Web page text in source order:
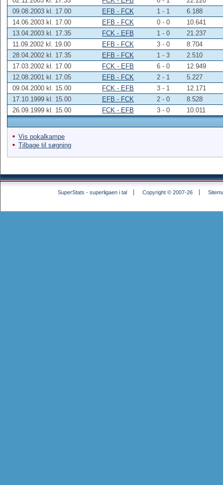
09.08.2003 kl. 17.00
EFB - FCK 1 - 1
6.188
14.06.2003 kl. 17.00
EFB - FCK 0 - 0
10.641
13.04.2003 kl. 17.35
FCK - EFB 1 - 0
21.237
11.09.2002 kl. 19.00
EFB - FCK 3 - 0
8.704
28.04.2002 kl. 17.35
EFB - FCK 1 - 3
2.510
17.03.2002 kl. 17.00
FCK - EFB 6 - 0
12.949
12.08.2001 kl. 17.05
EFB - FCK 2 - 1
5.227
09.04.2000 kl. 15.00
FCK - EFB 3 - 1
12.171
17.10.1999 kl. 15.00
EFB - FCK 2 - 0
8.528
26.09.1999 kl. 15.00
FCK - EFB 3 - 0 10.011
Vis pokalkampe
Tilbage til søgning
SuperStats - superligaen i tal Copyright © 2007-26